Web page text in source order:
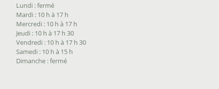
Lundi : fermé
Mardi : 10 h à 17 h
Mercredi : 10 h à 17 h
Jeudi : 10 h à 17 h 30
Vendredi : 10 h à 17 h 30
Samedi : 10 h à 15 h
Dimanche : fermé